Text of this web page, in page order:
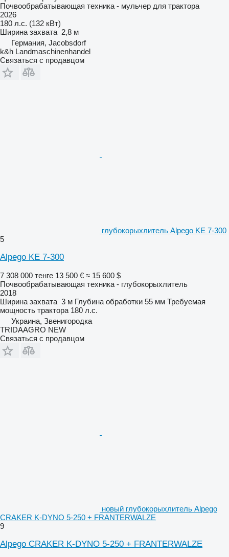
Почвообрабатывающая техника - мульчер для трактора
2026
180 л.с. (132 кВт)
Ширина захвата 2,8 м
Германия, Jacobsdorf
k&h Landmaschinenhandel
Связаться с продавцом
глубокорыхлитель Alpego KE 7-300
5
Alpego KE 7-300
7 308 000 тенге 13 500 € ≈ 15 600 $
Почвообрабатывающая техника - глубокорыхлитель
2018
Ширина захвата 3 м Глубина обработки 55 мм Требуемая
мощность трактора 180 л.с.
Украина, Звенигородка
TRIDAAGRO NEW
Связаться с продавцом
новый глубокорыхлитель Alpego
CRAKER K-DYNO 5-250 + FRANTERWALZE
9
Alpego CRAKER K-DYNO 5-250 + FRANTERWALZE